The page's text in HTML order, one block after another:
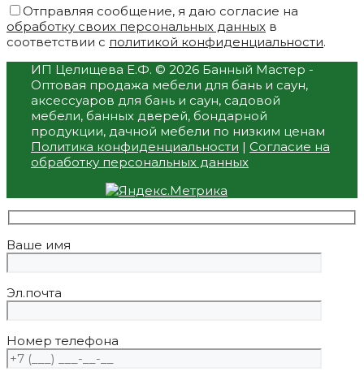
Отправляя сообщение, я даю согласие на
обработку своих персональных данных в
соответствии с политикой конфиденциальности.
ИП Целищева Е.Ф. © 2026 Банный Мастер -
Оптовая продажа мебели для бань и саун,
аксессуаров для бань и саун, садовой
мебели, банных дверей, бондарной
продукции, дачной мебели по низким ценам
Политика конфиденциальности | Согласие на
обработку персональных данных
Ваше имя
Эл.почта
Номер телефона